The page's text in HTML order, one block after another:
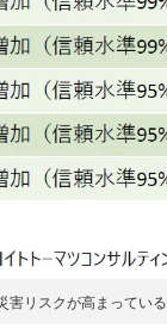
害リスクが高まっている